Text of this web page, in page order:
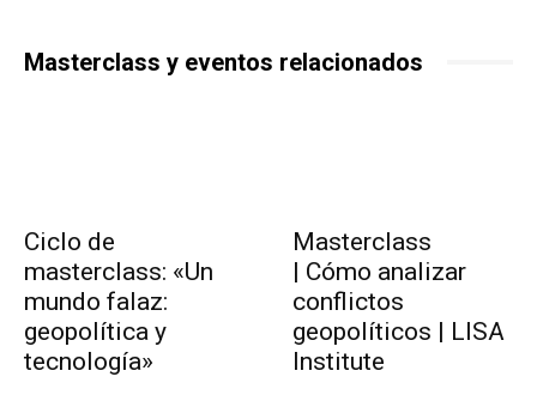
Masterclass y eventos relacionados
Ciclo de
masterclass: «Un
mundo falaz:
geopolítica y
tecnología»
Masterclass
| Cómo analizar
conflictos
geopolíticos | LISA
Institute